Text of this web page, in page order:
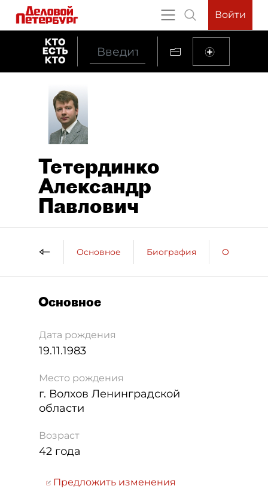
Войти
Тетердинко
Александр
Павлович
Основное Биография
Основное
Дата рождения
19.11.1983
Место рождения
г. Волхов Ленинградской
области
Возраст
42 года
Предложить изменения